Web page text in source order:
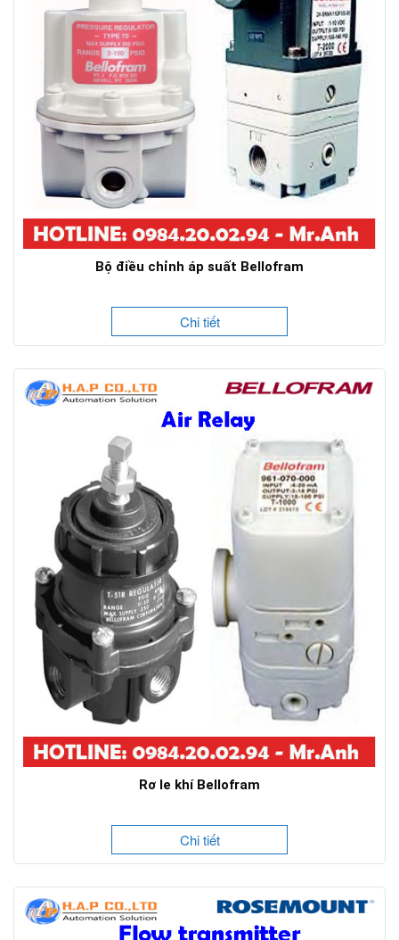
Bộ điều chỉnh áp suất Bellofram
Chi tiết
Rơ le khí Bellofram
Chi tiết